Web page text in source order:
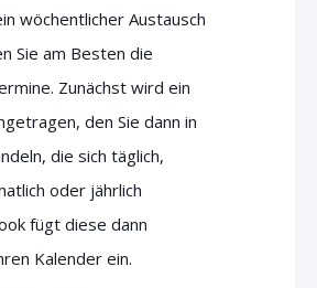
wöchentlicher Austausch
Sie am Besten die
Zunächst wird ein
den Sie dann in
die sich täglich,
oder jährlich
fügt diese dann
Kalender ein.